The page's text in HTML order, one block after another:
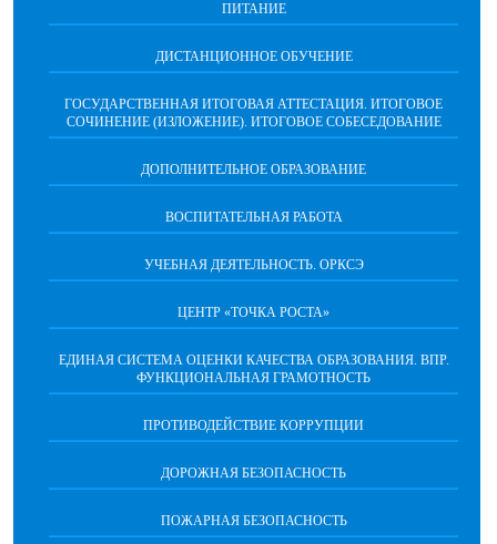
ПИТАНИЕ
ДИСТАНЦИОННОЕ ОБУЧЕНИЕ
ГОСУДАРСТВЕННАЯ ИТОГОВАЯ АТТЕСТАЦИЯ. ИТОГОВОЕ
СОЧИНЕНИЕ (ИЗЛОЖЕНИЕ). ИТОГОВОЕ СОБЕСЕДОВАНИЕ
ДОПОЛНИТЕЛЬНОЕ ОБРАЗОВАНИЕ
ВОСПИТАТЕЛЬНАЯ РАБОТА
УЧЕБНАЯ ДЕЯТЕЛЬНОСТЬ. ОРКСЭ
ЦЕНТР «ТОЧКА РОСТА»
ЕДИНАЯ СИСТЕМА ОЦЕНКИ КАЧЕСТВА ОБРАЗОВАНИЯ. ВПР.
ФУНКЦИОНАЛЬНАЯ ГРАМОТНОСТЬ
ПРОТИВОДЕЙСТВИЕ КОРРУПЦИИ
ДОРОЖНАЯ БЕЗОПАСНОСТЬ
ПОЖАРНАЯ БЕЗОПАСНОСТЬ